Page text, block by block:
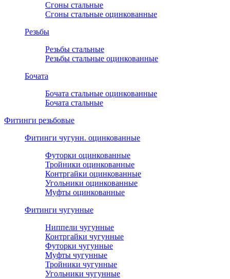
Сгоны стальные
Сгоны стальные оцинкованные
Резьбы
Резьбы стальные
Резьбы стальные оцинкованные
Бочата
Бочата стальные оцинкованные
Бочата стальные
Фитинги резьбовые
Фитинги чугунн. оцинкованные
Футорки оцинкованные
Тройники оцинкованные
Контргайки оцинкованные
Угольники оцинкованные
Муфты оцинкованные
Фитинги чугунные
Ниппели чугунные
Контргайки чугунные
Футорки чугунные
Муфты чугунные
Тройники чугунные
Угольники чугунные